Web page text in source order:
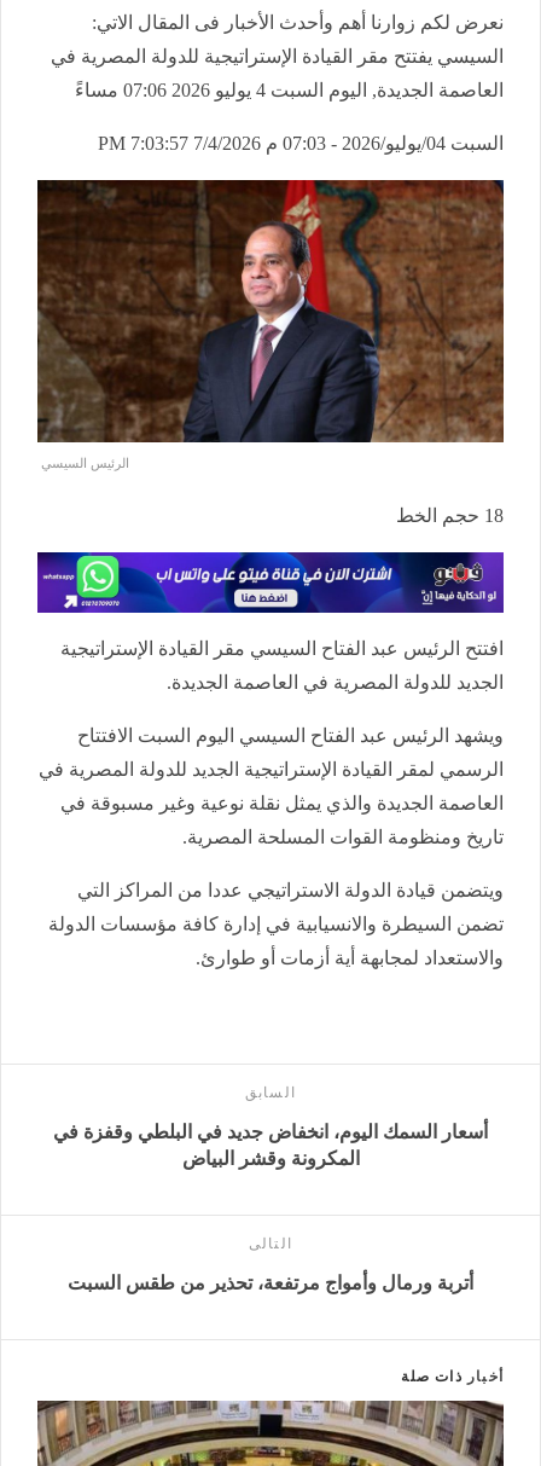
نعرض لكم زوارنا أهم وأحدث الأخبار فى المقال الاتي:
السيسي يفتتح مقر القيادة الإستراتيجية للدولة المصرية في
العاصمة الجديدة, اليوم السبت 4 يوليو 2026 07:06 مساءً
السبت 04/يوليو/2026 - 07:03 م 7/4/2026 7:03:57 PM
الرئيس السيسي
18 حجم الخط
افتتح الرئيس عبد الفتاح السيسي مقر القيادة الإستراتيجية
الجديد للدولة المصرية في العاصمة الجديدة.
ويشهد الرئيس عبد الفتاح السيسي اليوم السبت الافتتاح
الرسمي لمقر القيادة الإستراتيجية الجديد للدولة المصرية في
العاصمة الجديدة والذي يمثل نقلة نوعية وغير مسبوقة في
تاريخ ومنظومة القوات المسلحة المصرية.
ويتضمن قيادة الدولة الاستراتيجي عددا من المراكز التي
تضمن السيطرة والانسيابية في إدارة كافة مؤسسات الدولة
والاستعداد لمجابهة أية أزمات أو طوارئ.
السابق
أسعار السمك اليوم، انخفاض جديد في البلطي وقفزة في
المكرونة وقشر البياض
التالى
أتربة ورمال وأمواج مرتفعة، تحذير من طقس السبت
أخبار ذات صلة